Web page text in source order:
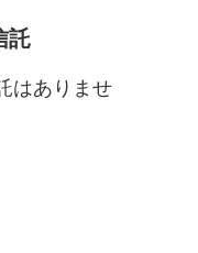
託
はありませ